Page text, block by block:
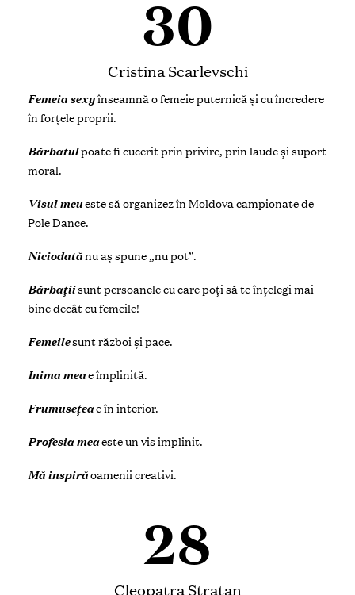
30
Cristina Scarlevschi
Femeia sexyînseamnă o femeie puternică și cu încredere
în forțele proprii.
Bărbatulpoate fi cucerit prin privire, prin laude și suport
moral.
Visul meueste să organizez în Moldova campionate de
Pole Dance.
Niciodatănu aș spune „nu pot”.
Bărbațiisunt persoanele cu care poți să te înțelegi mai
bine decât cu femeile!
Femeilesunt război și pace.
Inima meae împlinită.
Frumusețeae în interior.
Profesia meaeste un vis implinit.
Mă inspirăoamenii creativi.
28
Cleopatra Stratan